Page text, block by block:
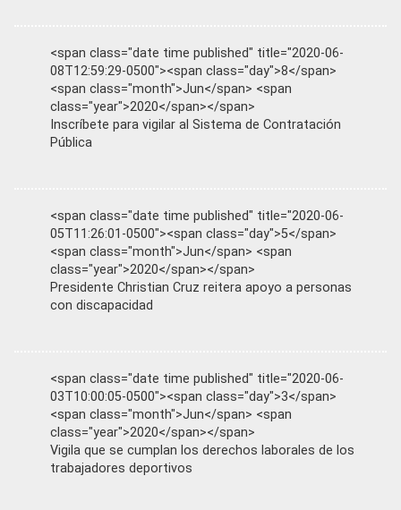
<span class="date time published" title="2020-06-
08T12:59:29-0500"><span class="day">8</span>
<span class="month">Jun</span> <span
class="year">2020</span></span>
Inscríbete para vigilar al Sistema de Contratación
Pública
<span class="date time published" title="2020-06-
05T11:26:01-0500"><span class="day">5</span>
<span class="month">Jun</span> <span
class="year">2020</span></span>
Presidente Christian Cruz reitera apoyo a personas
con discapacidad
<span class="date time published" title="2020-06-
03T10:00:05-0500"><span class="day">3</span>
<span class="month">Jun</span> <span
class="year">2020</span></span>
Vigila que se cumplan los derechos laborales de los
trabajadores deportivos